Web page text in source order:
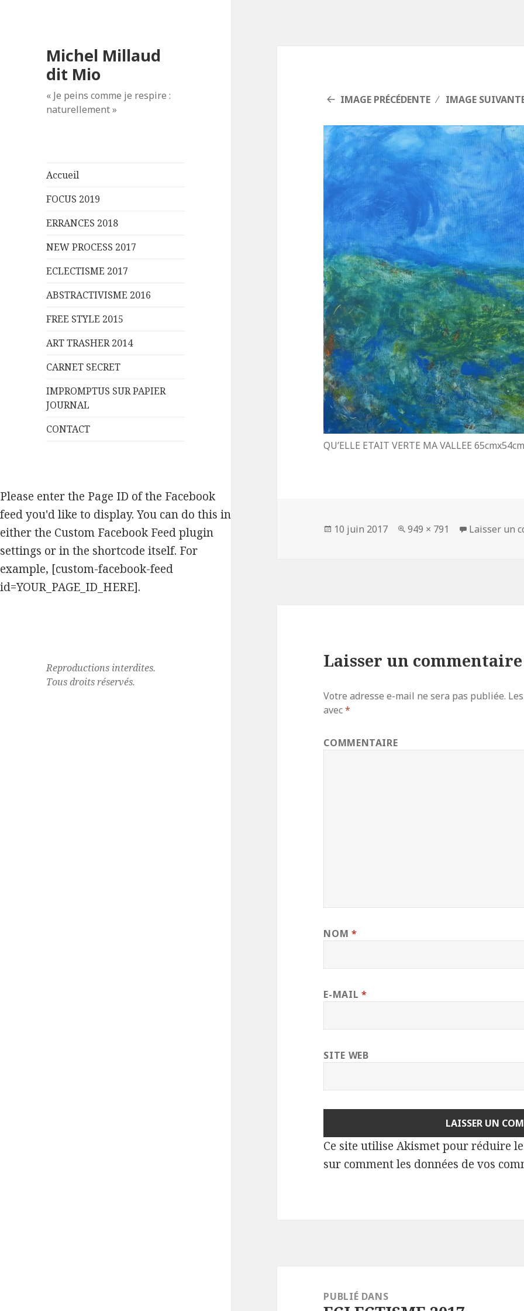
Michel Millaud
dit Mio
« Je peins comme je respire :
naturellement »
Accueil
FOCUS 2019
ERRANCES 2018
NEW PROCESS 2017
ECLECTISME 2017
ABSTRACTIVISME 2016
FREE STYLE 2015
ART TRASHER 2014
CARNET SECRET
IMPROMPTUS SUR PAPIER
JOURNAL
CONTACT
Please enter the Page ID of the Facebook
feed you'd like to display. You can do this in
either the Custom Facebook Feed plugin
settings or in the shortcode itself. For
example, [custom-facebook-feed
id=YOUR_PAGE_ID_HERE].
Reproductions interdites.
Tous droits réservés.
IMAGE PRÉCÉDENTE IMAGE
QU’ELLE ETAIT VERTE MA VALLEE
Publié
10 juin 2017
Taille
949 × 791 Laisser un
Laisser un commentaire
Votre adresse e-mail ne sera pas publiée.
avec*
COMMENTAIRE
NOM *
E-MAIL *
SITE WEB
Ce site utilise Akismet pour réduire
sur comment les données de vos
PUBLIÉ DANS